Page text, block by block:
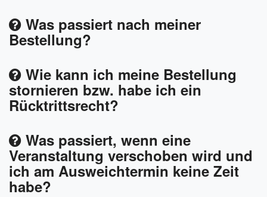
Was passiert nach meiner
Bestellung?
Wie kann ich meine Bestellung
stornieren bzw. habe ich ein
Rücktrittsrecht?
Was passiert, wenn eine
Veranstaltung verschoben wird und
ich am Ausweichtermin keine Zeit
habe?